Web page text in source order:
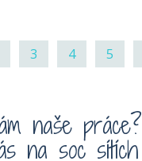
3 4 5
naše
na soc